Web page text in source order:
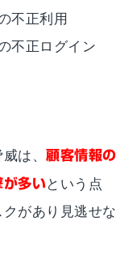
不正利用
不正ログイン
威は、顧客情報の
多い という点
があり見逃せな